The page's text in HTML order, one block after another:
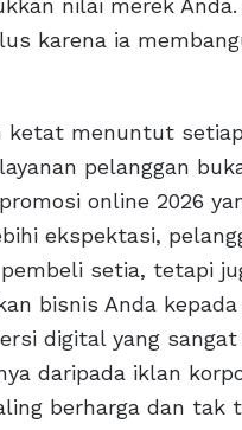
nilai merek
karena ia
ketat menuntut
pelanggan
online 2026
ekspektasi,
setia, tetapi
bisnis Anda
digital yang
daripada iklan
berharga dan tak